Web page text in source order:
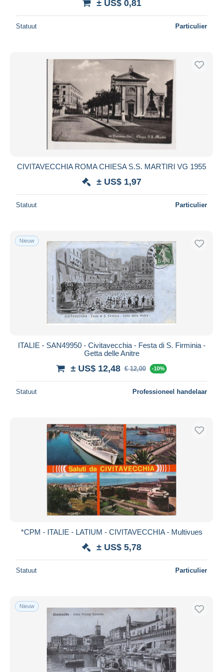
± US$ 0,81
Statuut Particulier
CIVITAVECCHIA ROMA CHIESA S.S. MARTIRI VG 1955
± US$ 1,97
Statuut Particulier
Nieuw
ITALIE - SAN49950 - Civitavecchia - Festa di S. Firminia -
Getta delle Anitre
± US$ 12,48 € 12,00 -10%
Statuut Professioneel handelaar
*CPM - ITALIE - LATIUM - CIVITAVECCHIA - Multivues
± US$ 5,78
Statuut Particulier
Nieuw